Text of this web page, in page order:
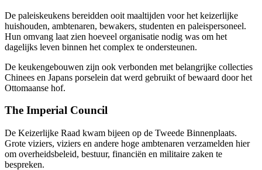
De paleiskeukens bereidden ooit maaltijden voor het keizerlijke
huishouden, ambtenaren, bewakers, studenten en paleispersoneel.
Hun omvang laat zien hoeveel organisatie nodig was om het
dagelijks leven binnen het complex te ondersteunen.
De keukengebouwen zijn ook verbonden met belangrijke collecties
Chinees en Japans porselein dat werd gebruikt of bewaard door het
Ottomaanse hof.
The Imperial Council
De Keizerlijke Raad kwam bijeen op de Tweede Binnenplaats.
Grote viziers, viziers en andere hoge ambtenaren verzamelden hier
om overheidsbeleid, bestuur, financiën en militaire zaken te
bespreken.